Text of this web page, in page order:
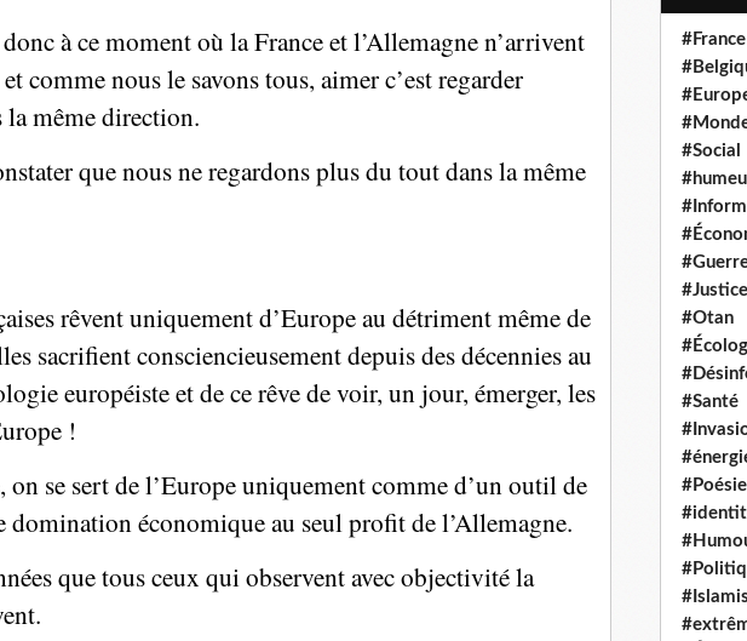
à ce moment où la France et l’Allemagne n’arrivent
comme nous le savons tous, aimer c’est regarder
la même direction.
que nous ne regardons plus du tout dans la même
rêvent uniquement d’Europe au détriment même de
sacrifient consciencieusement depuis des décennies au
européiste et de ce rêve de voir, un jour, émerger, les
!
se sert de l’Europe uniquement comme d’un outil de
domination économique au seul profit de l’Allemagne.
que tous ceux qui observent avec objectivité la
#France
#Social
#Justice
#Otan
#Santé
#Poésie